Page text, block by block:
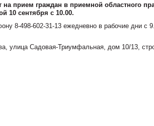
прием граждан в приемной областного
10 сентября с 10.00.
8-498-602-31-13 ежедневно в рабочие дни с
улица Садовая-Триумфальная, дом 10/13,